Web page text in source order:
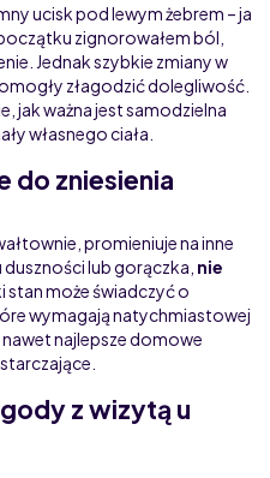
ucisk pod lewym żebrem – ja
zignorowałem ból,
Jednak szybkie zmiany w
złagodzić dolegliwość.
jak ważna jest samodzielna
własnego ciała.
do zniesienia
promieniuje na inne
lub gorączka, nie
stan może świadczyć o
wymagają natychmiastowej
najlepsze domowe
z wizytą u